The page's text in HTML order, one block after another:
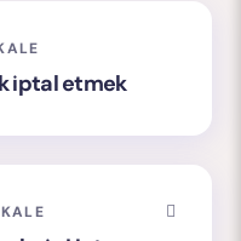
iptal etmek